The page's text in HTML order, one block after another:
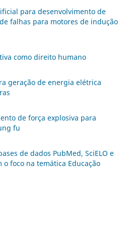
para desenvolvimento de
falhas para motores de indução
como direito humano
geração de energia elétrica
de força explosiva para
fu
de dados PubMed, SciELO e
o foco na temática Educação